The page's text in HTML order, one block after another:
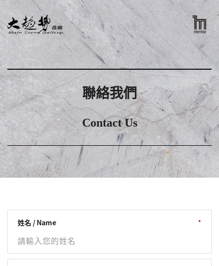
聯絡我們
Contact Us
姓名 / Name